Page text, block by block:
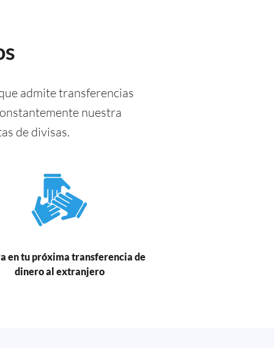
admite transferencias
nuestra
de divisas.
en tu próxima transferencia de
dinero al extranjero